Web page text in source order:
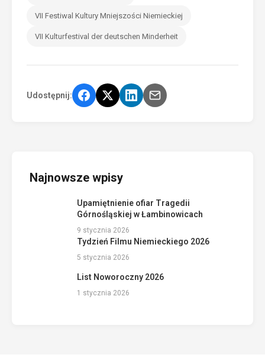
VII Festiwal Kultury Mniejszości Niemieckiej
VII Kulturfestival der deutschen Minderheit
Udostępnij:
Najnowsze wpisy
Upamiętnienie ofiar Tragedii
Górnośląskiej w Łambinowicach
9 stycznia 2026
Tydzień Filmu Niemieckiego 2026
5 stycznia 2026
List Noworoczny 2026
1 stycznia 2026